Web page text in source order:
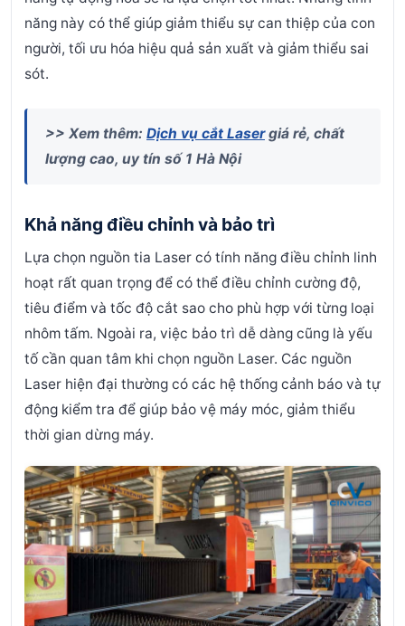
năng này có thể giúp giảm thiểu sự can thiệp của con
người, tối ưu hóa hiệu quả sản xuất và giảm thiểu sai
sót.
>> Xem thêm: Dịch vụ cắt Lasergiá rẻ, chất
lượng cao, uy tín số 1 Hà Nội
Khả năng điều chỉnh và bảo trì
Lựa chọn nguồn tia Laser có tính năng điều chỉnh linh
hoạt rất quan trọng để có thể điều chỉnh cường độ,
tiêu điểm và tốc độ cắt sao cho phù hợp với từng loại
nhôm tấm. Ngoài ra, việc bảo trì dễ dàng cũng là yếu
tố cần quan tâm khi chọn nguồn Laser. Các nguồn
Laser hiện đại thường có các hệ thống cảnh báo và tự
động kiểm tra để giúp bảo vệ máy móc, giảm thiểu
thời gian dừng máy.